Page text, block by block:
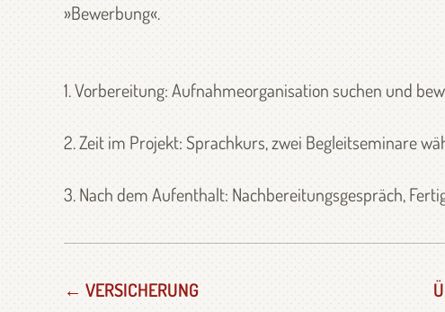
»Bewerbung«.
1. Vorbereitung: Aufnahmeorganisation suchen und
2. Zeit im Projekt: Sprachkurs, zwei Begleitseminare
3. Nach dem Aufenthalt: Nachbereitungsgespräch,
← VERSICHERUNG